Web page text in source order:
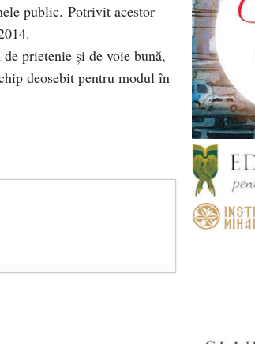
public. Potrivit acestor
prietenie şi de voie bună,
deosebit pentru modul în
Iași